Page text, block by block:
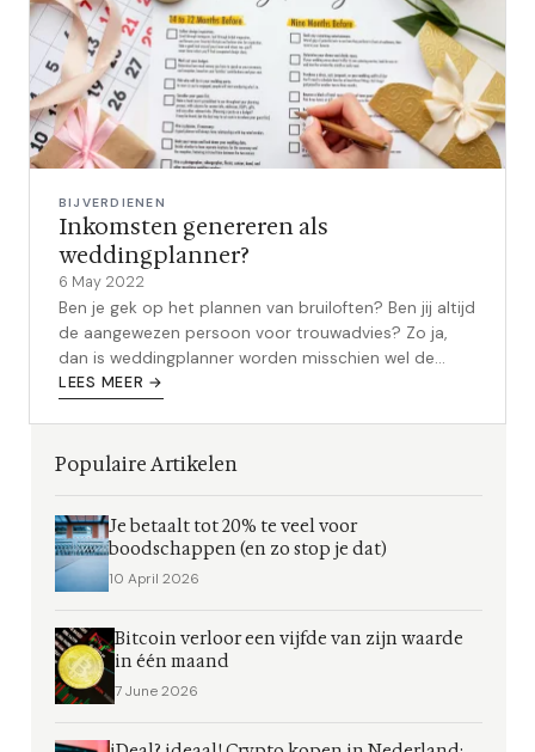
BIJVERDIENEN
Inkomsten genereren als
weddingplanner?
6 May 2022
Ben je gek op het plannen van bruiloften? Ben jij altijd
de aangewezen persoon voor trouwadvies? Zo ja,
dan is weddingplanner worden misschien wel de
perfecte carrière voor jou! In...
LEES MEER →
Populaire Artikelen
Je betaalt tot 20% te veel voor
boodschappen (en zo stop je dat)
10 April 2026
Bitcoin verloor een vijfde van zijn waarde
in één maand
7 June 2026